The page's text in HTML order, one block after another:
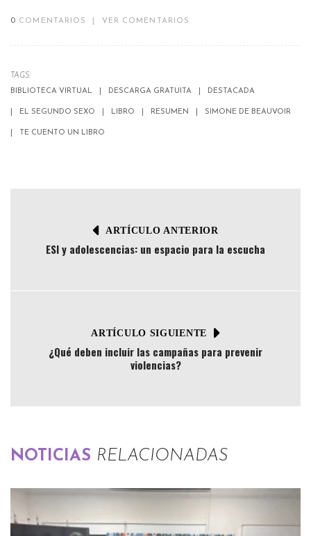
0 COMENTARIOS VER COMENTARIOS
TAGS:
BIBLIOTECA VIRTUAL
DESCARGA GRATUITA DESTACADA
EL SEGUNDO SEXO LIBRO RESUMEN SIMONE DE BEAUVOIR
TE CUENTO UN LIBRO
ARTÍCULO ANTERIOR
ESI y adolescencias: un espacio para la escucha
ARTÍCULO SIGUIENTE
¿Qué deben incluir las campañas para prevenir
violencias?
NOTICIAS RELACIONADAS